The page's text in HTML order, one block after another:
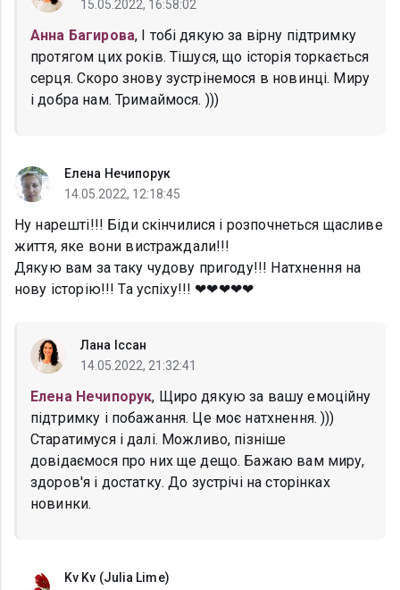
15.05.2022, 16:58:02
Анна Багирова, І тобі дякую за вірну підтримку
протягом цих років. Тішуся, що історія торкається
серця. Скоро знову зустрінемося в новинці. Миру
і добра нам. Тримаймося. )))
Елена Нечипорук
14.05.2022, 12:18:45
Ну нарешті!!! Біди скінчилися і розпочнеться щасливе
життя, яке вони вистраждали!!!
Дякую вам за таку чудову пригоду!!! Натхнення на
нову історію!!! Та успіху!!! ❤❤❤❤❤
Лана Іссан
14.05.2022, 21:32:41
Елена Нечипорук, Щиро дякую за вашу емоційну
підтримку і побажання. Це моє натхнення. )))
Старатимуся і далі. Можливо, пізніше
довідаємося про них ще дещо. Бажаю вам миру,
здоров'я і достатку. До зустрічі на сторінках
новинки.
Kv Kv (Julia Lime)